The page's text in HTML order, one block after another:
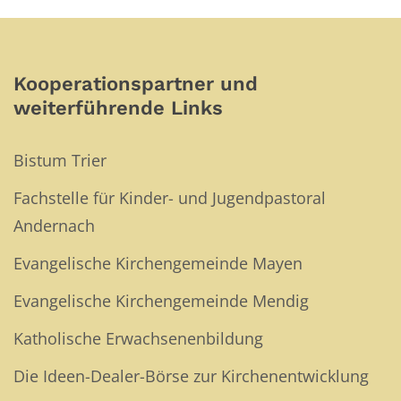
Kooperationspartner und
weiterführende Links
Bistum Trier
Fachstelle für Kinder- und Jugendpastoral
Andernach
Evangelische Kirchengemeinde Mayen
Evangelische Kirchengemeinde Mendig
Katholische Erwachsenenbildung
Die Ideen-Dealer-Börse zur Kirchenentwicklung